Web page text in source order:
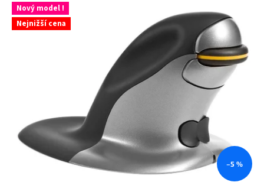
5
hvězdiček.
Nový model !
Nejnižší cena
–5 %